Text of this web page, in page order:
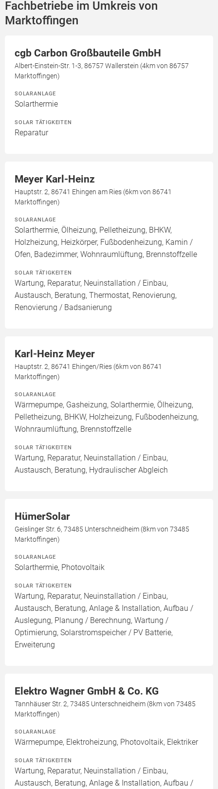
Fachbetriebe im Umkreis von
Marktoffingen
cgb Carbon Großbauteile GmbH
Albert-Einstein-Str. 1-3, 86757 Wallerstein (4km von 86757
Marktoffingen)
SOLARANLAGE
Solarthermie
SOLAR TÄTIGKEITEN
Reparatur
Meyer Karl-Heinz
Hauptstr. 2, 86741 Ehingen am Ries (6km von 86741
Marktoffingen)
SOLARANLAGE
Solarthermie, Ölheizung, Pelletheizung, BHKW,
Holzheizung, Heizkörper, Fußbodenheizung, Kamin /
Ofen, Badezimmer, Wohnraumlüftung, Brennstoffzelle
SOLAR TÄTIGKEITEN
Wartung, Reparatur, Neuinstallation / Einbau,
Austausch, Beratung, Thermostat, Renovierung,
Renovierung / Badsanierung
Karl-Heinz Meyer
Hauptstr. 2, 86741 Ehingen/Ries (6km von 86741
Marktoffingen)
SOLARANLAGE
Wärmepumpe, Gasheizung, Solarthermie, Ölheizung,
Pelletheizung, BHKW, Holzheizung, Fußbodenheizung,
Wohnraumlüftung, Brennstoffzelle
SOLAR TÄTIGKEITEN
Wartung, Reparatur, Neuinstallation / Einbau,
Austausch, Beratung, Hydraulischer Abgleich
HümerSolar
Geislinger Str. 6, 73485 Unterschneidheim (8km von 73485
Marktoffingen)
SOLARANLAGE
Solarthermie, Photovoltaik
SOLAR TÄTIGKEITEN
Wartung, Reparatur, Neuinstallation / Einbau,
Austausch, Beratung, Anlage & Installation, Aufbau /
Auslegung, Planung / Berechnung, Wartung /
Optimierung, Solarstromspeicher / PV Batterie,
Erweiterung
Elektro Wagner GmbH & Co. KG
Tannhäuser Str. 2, 73485 Unterschneidheim (8km von 73485
Marktoffingen)
SOLARANLAGE
Wärmepumpe, Elektroheizung, Photovoltaik, Elektriker
SOLAR TÄTIGKEITEN
Wartung, Reparatur, Neuinstallation / Einbau,
Austausch, Beratung, Anlage & Installation, Aufbau /